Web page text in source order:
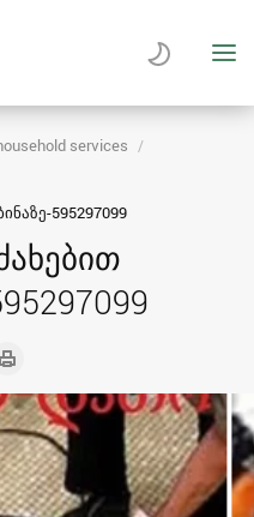
services
595297099